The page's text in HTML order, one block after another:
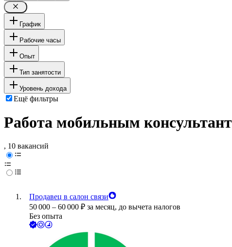
График
Рабочие часы
Опыт
Тип занятости
Уровень дохода
Ещё фильтры
Работа мобильным
, 10 вакансий
Продавец в салон связи
50 000 – 60 000 ₽ за месяц, до вычета налогов
Без опыта